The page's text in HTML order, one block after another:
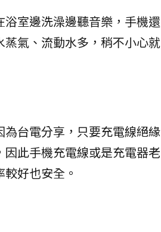
室邊洗澡邊聽音樂，手機還
氣、流動水多，稍不小心就
台電分享，只要充電線絕緣
此手機充電線或是充電器老
好也安全。